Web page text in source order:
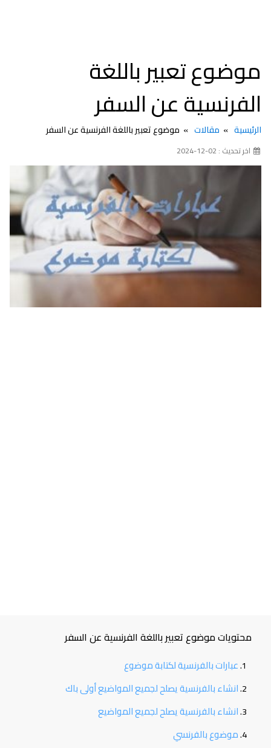
موضوع تعبير باللغة
الفرنسية عن السفر
الرئيسية مقالات موضوع تعبير باللغة الفرنسية عن السفر
اخر تحديث : 02-12-2024
محتويات موضوع تعبير باللغة الفرنسية عن السفر
عبارات بالفرنسية لكتابة موضوع
انشاء بالفرنسية يصلح لجميع المواضيع أولى باك
انشاء بالفرنسية يصلح لجميع المواضيع
موضوع بالفرنسي